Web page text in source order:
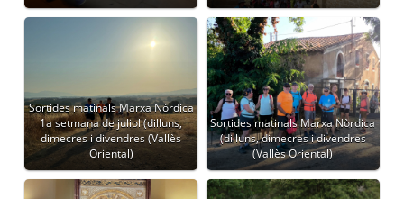
Sortides matinals Marxa Nòrdica
1a setmana de juliol (dilluns,
dimecres i divendres (Vallès
Oriental)
Sortides matinals Marxa Nòrdica
(dilluns, dimecres i divendres
(Vallès Oriental)